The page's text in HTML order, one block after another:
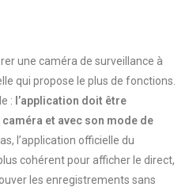
une caméra de surveillance à
qui propose le plus de fonctions.
: l’application doit être
et avec son mode de
l’application officielle du
cohérent pour afficher le direct,
les enregistrements sans